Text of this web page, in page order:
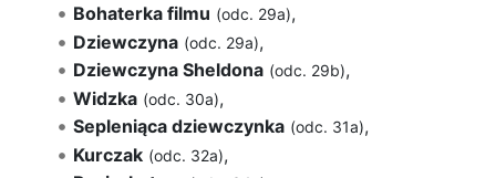
Bohaterka filmu (odc. 29a),
Dziewczyna (odc. 29a),
Dziewczyna Sheldona (odc. 29b),
Widzka (odc. 30a),
Sepleniąca dziewczynka (odc. 31a),
Kurczak (odc. 32a),